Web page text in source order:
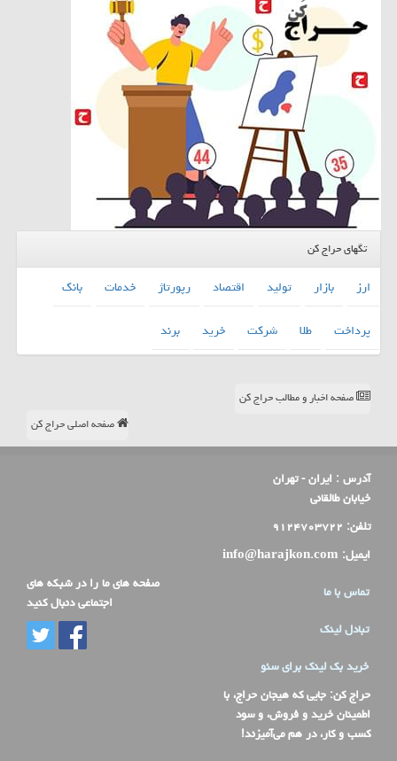
تگهای حراج کن
ارز بازار تولید اقتصاد رپورتاژ خدمات
بانك
پرداخت
طلا شركت خرید برند
صفحه اخبار و مطالب حراج کن
صفحه اصلی حراج کن
آدرس : ایران - تهران
خیابان طالقانی
تلفن: ۹۱۲۴۷۰۳۷۲۲
ایمیل: info@harajkon.com
تماس با ما
تبادل لینک
خرید بک لینک برای سئو
حراج کن: جایی که هیجان حراج، با
اطمینان خرید و فروش، و سود
کسب و کار، در هم می‌آمیزند!
صفحه های ما را در شبکه های
اجتماعی دنبال کنید